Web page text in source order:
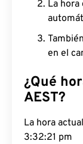
La hora
en el
¿Qué
AEST?
La hora
3:32:22 pm